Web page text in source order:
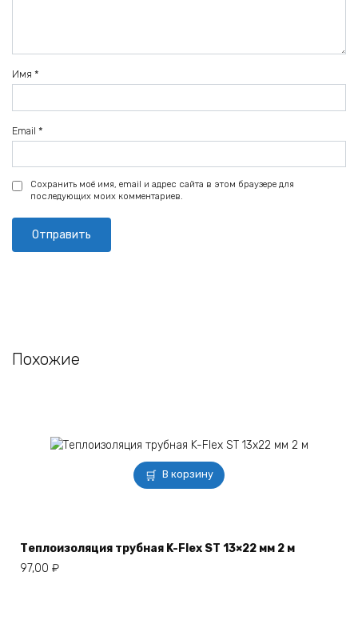
Имя *
Email *
Сохранить моё имя, email и адрес сайта в этом браузере для
последующих моих комментариев.
Похожие
В корзину
Теплоизоляция трубная K-Flex ST 13×22 мм 2 м
97,00 ₽